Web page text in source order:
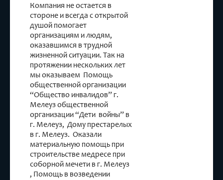
Компания не остается в
стороне и всегда с открытой
душой помогает
организациям и людям,
оказавшимся в трудной
жизненной ситуации. Так на
протяжении нескольких лет
мы оказываем Помощь
общественной организации
“Общество инвалидов” г.
Мелеуз общественной
организации “Дети войны” в
г. Мелеуз, Дому престарелых
в г. Мелеуз. Оказали
материальную помощь при
строительстве медресе при
соборной мечети в г. Мелеуз
, Помощь в возведении